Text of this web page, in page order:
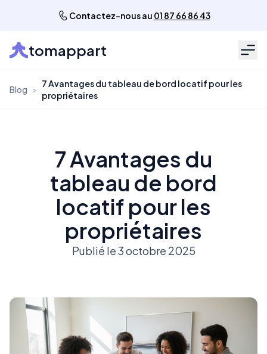
Contactez-nous au 01 87 66 86 43
tomappart
Blog >
7 Avantages du tableau de bord locatif pour les
propriétaires
7 Avantages du
tableau de bord
locatif pour les
propriétaires
Publié le 3 octobre 2025